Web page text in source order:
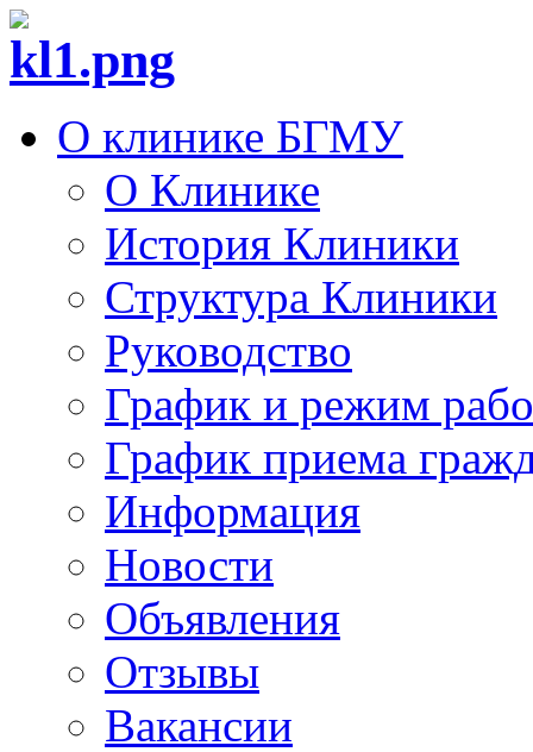
О клинике БГМУ
О Клинике
История Клиники
Структура Клиники
Руководство
График и режим
График приема
Информация
Новости
Объявления
Отзывы
Вакансии